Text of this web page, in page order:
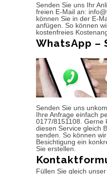
Senden Sie uns Ihr
freien E-Mail an:
können Sie in der E-
anfügen. So können
kostenfreies
WhatsApp –
Senden Sie uns
Ihre Anfrage einfach
0177/8151108. Gerne
diesen Service gleich
senden. So können
Besichtigung ein
Sie erstellen.
Füllen Sie gleich